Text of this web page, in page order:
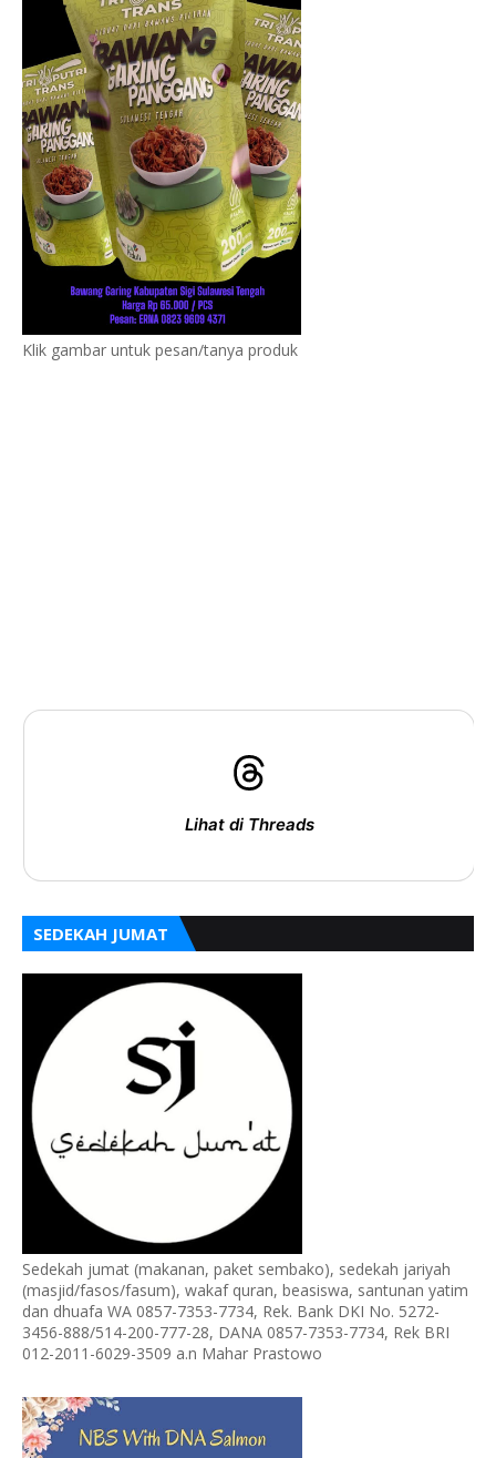
Klik gambar untuk pesan/tanya produk
Lihat di Threads
SEDEKAH JUMAT
Sedekah jumat (makanan, paket sembako), sedekah jariyah
(masjid/fasos/fasum), wakaf quran, beasiswa, santunan yatim
dan dhuafa WA 0857-7353-7734, Rek. Bank DKI No. 5272-
3456-888/514-200-777-28, DANA 0857-7353-7734, Rek BRI
012-2011-6029-3509 a.n Mahar Prastowo